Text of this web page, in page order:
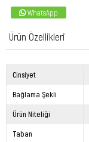
WhatsApp
Ürün Özellikleri
Cinsiyet
Bağlama Şekli
Ürün Niteliği
Taban